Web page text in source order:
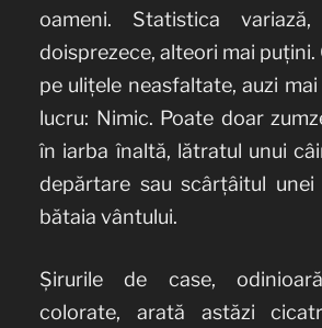
oameni. Statistica
doisprezece, alteori mai puțini.
pe ulițele neasfaltate, auzi
lucru: Nimic. Poate doar
în iarba înaltă, lătratul unui
depărtare sau scârțâitul
bătaia vântului.
Șirurile de case,
colorate, arată astăzi